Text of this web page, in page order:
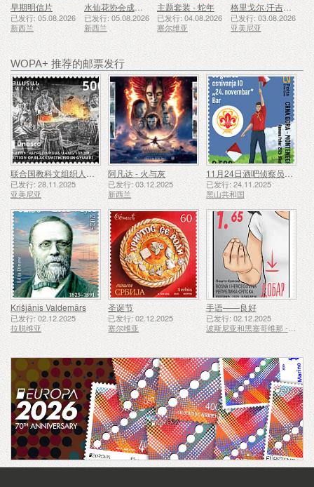
早期明信片
已发行: 05.08.2026
新西兰
水仙花协会成立100周年
已发行: 05.08.2026
新西兰
主题套装 - 蛇年
已发行: 04.08.2026
塞尔维亚
格里戈尔·汗吉扬诞辰100周年
已发行: 03.08.2026
亚美尼亚
WOPA+ 推荐的邮票发行
联合国教科文组织人类非物质文化遗产代表作名录——久姆里的铁匠技艺
已发行: 28.11.2025
亚美尼亚
阿凡达 - 火与灰
已发行: 03.12.2025
新西兰
11月24日酒吧侦察员成立50周年
已发行: 24.11.2025
黑山共和国
Krišjānis Valdemārs
已发行: 02.12.2025
拉脱维亚
圣诞节
已发行: 02.12.2025
塞尔维亚
手语——良好
已发行: 02.12.2025